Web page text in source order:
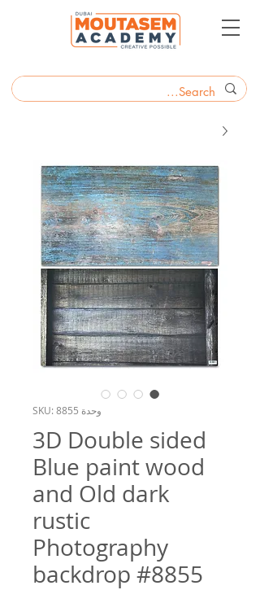
وحدة SKU: 8855
3D Double sided
Blue paint wood
and Old dark
rustic
Photography
backdrop #8855